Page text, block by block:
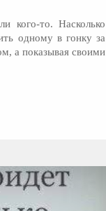
кого-то. Насколько
одному в гонку за
а показывая своими